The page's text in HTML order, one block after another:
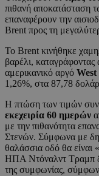
πιθανή αποκατάσταση
επαναφέρουν την
Brent προς τη
Το Brent κινήθηκε
βαρέλι,
αμερικανικό αργό
1,26%, στα 87,78
Η πτώση των τιμών
εκεχειρία 60 ημερών
με την πιθανότητα
Στενών. Σύμφωνα με
θαλάσσια οδό θα
ΗΠΑ Ντόναλντ Τραμπ
της συμφωνίας,